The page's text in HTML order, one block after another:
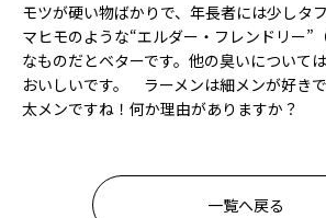
モツが硬い物ばかりで、年長者には少しタ
マヒモのような“エルダー・フレンドリー”
なものだとベターです。他の臭いについて
おいしいです。 ラーメンは細メンが好き
太メンですね！何か理由がありますか？
一覧へ戻る